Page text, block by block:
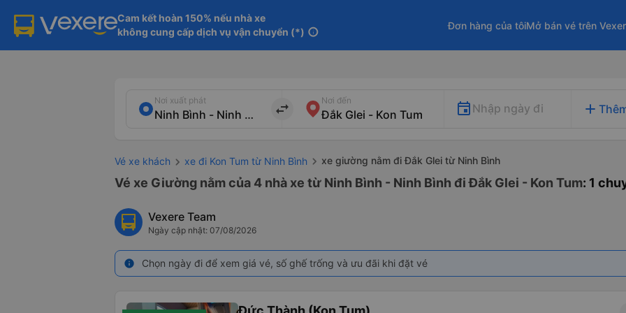
Cam kết hoàn 150% nếu nhà xe
không cung cấp dịch vụ vận chuyển (*) info
Đơn hàng của tôiMở bán vé trên
Nơi xuất phát
import_export
Nơi đến
Nhập ngày đi add
Vé xe khách xe đi Kon Tum từ Ninh Bình xe giường nằm đi Đắk Glei từ Ninh Bình
Vé xe Giường nằm của 4 nhà xe từ Ninh Bình - Ninh Bình đi Đắk Glei - Kon Tum: 1
Vexere Team
Ngày cập nhật: 07/08/2026
info Chọn ngày đi để xem giá vé, số ghế trống và ưu đãi khi đặt vé